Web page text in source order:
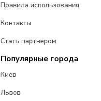
Правила использования
Контакты
Стать партнером
Популярные города
Киев
Львов